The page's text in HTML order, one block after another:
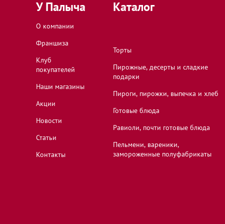
Домодедово, Московская область,
Рабочая улица, 44А
Домодедово, Московская область,
Центральный, Привокзальная площа
Дубна, Московская область, проспект
Егорьевск, Московская область, Касимовское
У Палыча
О компании
Франшиза
Клуб
покупателей
Наши магазины
Акции
Новости
Статьи
Контакты
Каталог
Торты
Пирожные, десерты и сладкие
подарки
Пироги, пирожки, выпечка и хлеб
Готовые блюда
Равиоли, почти готовые блюда
Пельмени, вареники,
замороженные полуфабрикаты